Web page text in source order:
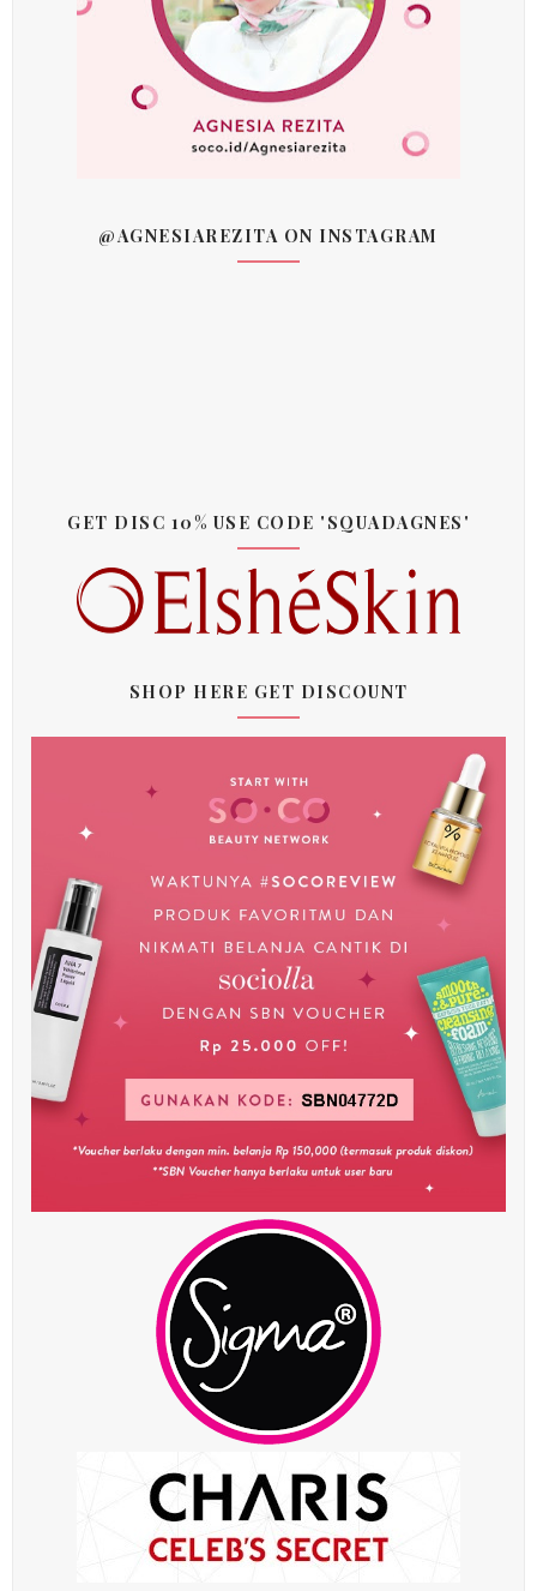
@AGNESIAREZITA ON INSTAGRAM
GET DISC 10% USE CODE 'SQUADAGNES'
SHOP HERE GET DISCOUNT